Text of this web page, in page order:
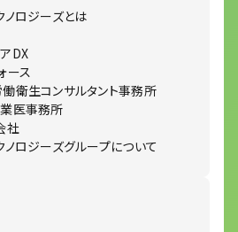
ノロジーズとは
DX
ース
衛生コンサルタント事務所
医事務所
社
ノロジーズグループについて